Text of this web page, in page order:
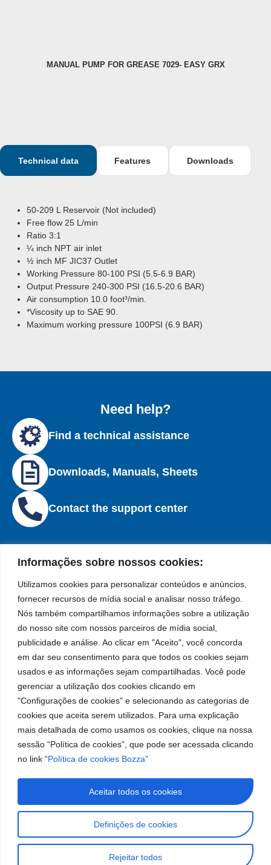
Informações sobre nossos cookies:
Utilizamos cookies para personalizar conteúdos e anúncios,
fornecer recursos de mídia social e analisar nosso tráfego.
Nós também compartilhamos informações sobre a utilização
do nosso site com nossos parceiros de mídia social,
publicidade e análise. Ao clicar em "Aceito", você concorda
em dar seu consentimento para que todos os cookies sejam
usados e as informações sejam compartilhadas. Você pode
gerenciar a utilização dos cookies clicando em
"Configurações de cookies" e selecionando as categorias de
cookies que aceita serem utilizados. Para uma explicação
mais detalhada de como usamos os cookies, clique na nossa
sessão “Política de cookies”, que pode ser acessada clicando
no link “Política de cookies Bozza"
Definições de cookies
Rejeitar todos
Aceitar todos os cookies
MANUAL PUMP FOR GREASE 7029- EASY GRX
Technical data Features Downloads
50-209 L Reservoir (Not included)
Free flow 25 L/min
Ratio 3:1
¼ inch NPT air inlet
½ inch MF JIC37 Outlet
Working Pressure 80-100 PSI (5.5-6.9 BAR)
Output Pressure 240-300 PSI (16.5-20.6 BAR)
Air consumption 10.0 foot³/min.
*Viscosity up to SAE 90.
Maximum working pressure 100PSI (6.9 BAR)
Need help?
Find a technical assistance
Downloads, Manuals, Sheets
Contact the support center
in
the
manufacture
of
lubrication
supply
equipment
in
South
America.
PrivacyInstitutional
Bozza
Institucional
Service Centers
Become a
Representative
Location
Rua Tiradentes,
931 – Anexo
Anita Franchini,
50/96
Neighborhood:
Terezinha
São Bernardo
do Campo – SP
CEP: 09780-
001
Contact
019 5050
Social
Networks
Facebook
Youtube
LinkedIn
Instagram
Images for illustrative purposes only. Information subject to
change without prior notice. All rights reserved to José Murilia
Bozza Comércio e Indústria Ltda.